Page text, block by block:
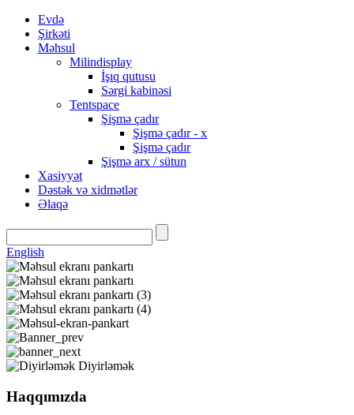
Evdə
Şirkəti
Məhsul
Milindisplay
İşıq qutusu
Sərgi kabinəsi
Tentspace
Şişmə çadır
Şişmə çadır - x
Şişmə çadır
Şişmə arx / sütun
Xasiyyət
Dəstək və xidmətlər
Əlaqə
English
Diyirləmək
Haqqımızda